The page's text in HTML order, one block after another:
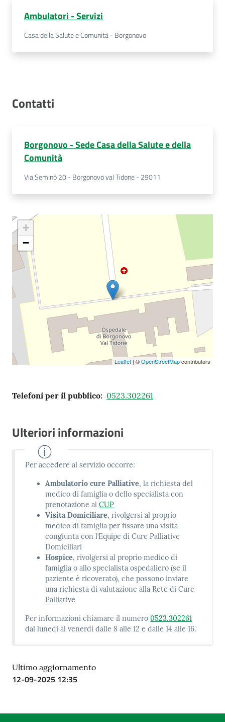
Seguici
Ambulatori - Servizi
Casa della Salute e Comunità - Borgonovo
Contatti
Borgonovo - Sede Casa della Salute e della
Comunità
Via Seminò 20 - Borgonovo val Tidone - 29011
+
−
Leaflet | ©OpenStreetMapcontributors
Telefoni per il pubblico: 0523.302261
Ulteriori informazioni
Per accedere al servizio occorre:
Ambulatorio cure Palliative, la richiesta del
medico di famiglia o dello specialista con
prenotazione alCUP
Visita Domiciliare, rivolgersi al proprio
medico di famiglia per fissare una visita
congiunta con l’Equipe di Cure Palliative
Domiciliari
Hospice, rivolgersi al proprio medico di
famiglia o allo specialista ospedaliero (se il
paziente è ricoverato), che possono inviare
una richiesta di valutazione alla Rete di Cure
Palliative
Per informazioni chiamare il numero0523.302261
dal lunedì al venerdì dalle 8 alle 12 e dalle 14 alle 16.
Ultimo aggiornamento
12-09-2025 12:35